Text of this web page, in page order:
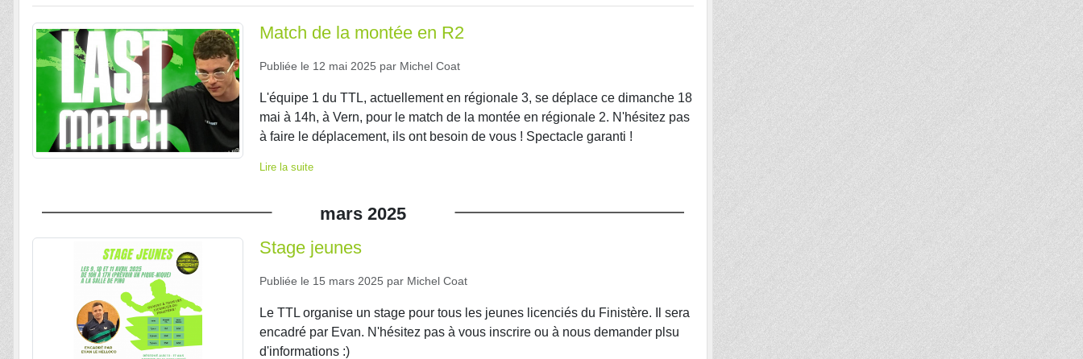
Match de la montée en R2
Publiée le 12 mai 2025 par Michel Coat
L'équipe 1 du TTL, actuellement en régionale 3, se déplace ce dimanche 18
mai à 14h, à Vern, pour le match de la montée en régionale 2. N'hésitez pas
à faire le déplacement, ils ont besoin de vous ! Spectacle garanti !
Lire la suite
mars 2025
Stage jeunes
Publiée le 15 mars 2025 par Michel Coat
Le TTL organise un stage pour tous les jeunes licenciés du Finistère. Il sera
encadré par Evan. N'hésitez pas à vous inscrire ou à nous demander plsu
d'informations :)